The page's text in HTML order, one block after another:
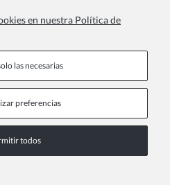
en nuestra Política de
las necesarias
preferencias
todos